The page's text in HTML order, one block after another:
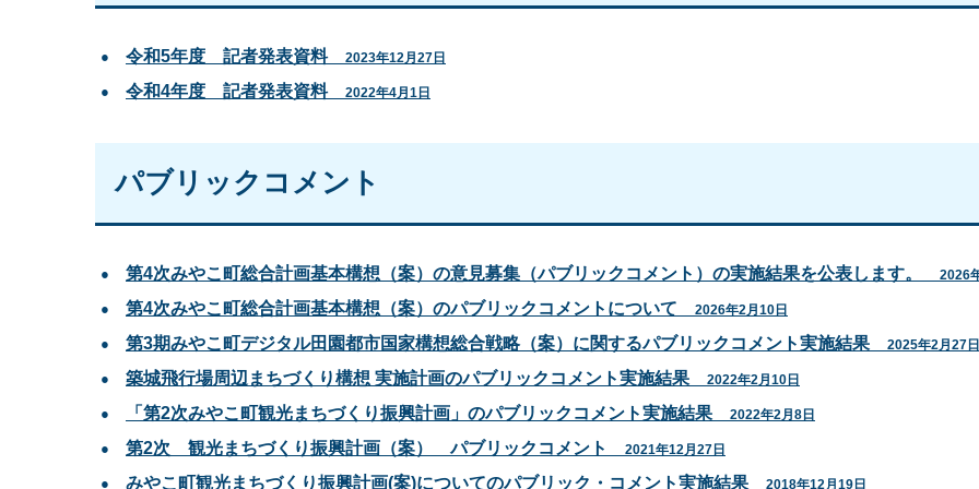
令和5年度 記者発表資料 2023年12月27日
令和4年度 記者発表資料 2022年4月1日
パブリックコメント
第4次みやこ町総合計画基本構想（案）の意見募集（パブリックコメント）の実施結果を公表します。 2026
第4次みやこ町総合計画基本構想（案）のパブリックコメントについて 2026年2月10日
第3期みやこ町デジタル田園都市国家構想総合戦略（案）に関するパブリックコメント実施結果 2025年2月27日
築城飛行場周辺まちづくり構想 実施計画のパブリックコメント実施結果 2022年2月10日
「第2次みやこ町観光まちづくり振興計画」のパブリックコメント実施結果 2022年2月8日
第2次 観光まちづくり振興計画（案） パブリックコメント 2021年12月27日
みやこ町観光まちづくり振興計画(案)についてのパブリック・コメント実施結果 2018年12月19日